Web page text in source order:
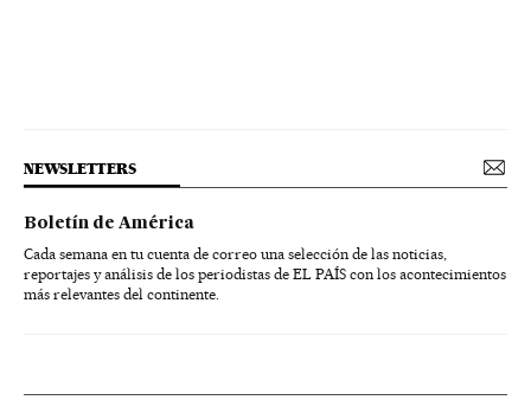
NEWSLETTERS
Boletín de América
Cada semana en tu cuenta de correo una selección de las noticias,
reportajes y análisis de los periodistas de EL PAÍS con los acontecimientos
más relevantes del continente.